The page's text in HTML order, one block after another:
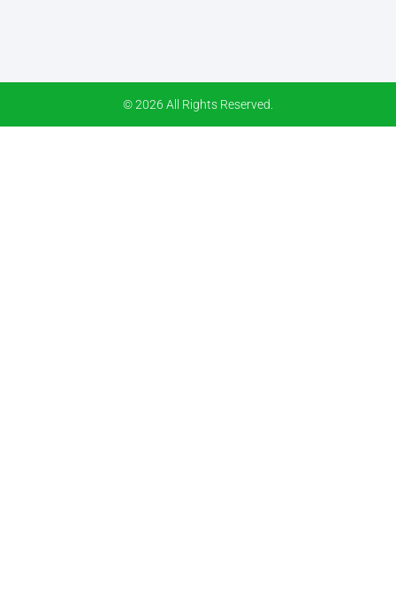
© 2026 All Rights Reserved.